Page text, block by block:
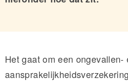
Het gaat om een ongevallen-